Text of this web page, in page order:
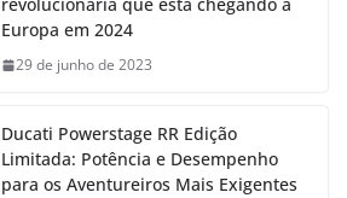
revolucionária que está chegando à
Europa em 2024
29 de junho de 2023
Ducati Powerstage RR Edição
Limitada: Potência e Desempenho
para os Aventureiros Mais Exigentes